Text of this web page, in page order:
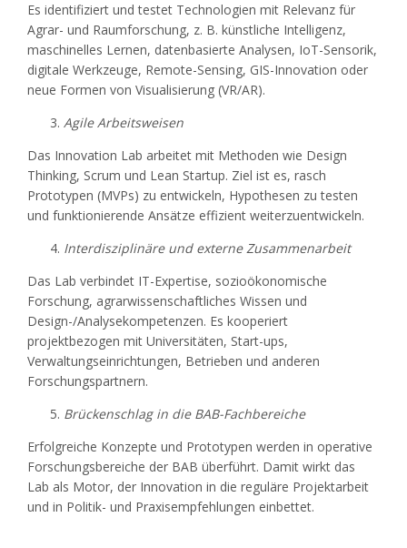
Es identifiziert und testet Technologien mit Relevanz für
Agrar- und Raumforschung, z. B. künstliche Intelligenz,
maschinelles Lernen, datenbasierte Analysen, IoT-Sensorik,
digitale Werkzeuge, Remote-Sensing, GIS-Innovation oder
neue Formen von Visualisierung (VR/AR).
Agile Arbeitsweisen
Das Innovation Lab arbeitet mit Methoden wie Design
Thinking, Scrum und Lean Startup. Ziel ist es, rasch
Prototypen (MVPs) zu entwickeln, Hypothesen zu testen
und funktionierende Ansätze effizient weiterzuentwickeln.
Interdisziplinäre und externe Zusammenarbeit
Das Lab verbindet IT-Expertise, sozioökonomische
Forschung, agrarwissenschaftliches Wissen und
Design-/Analysekompetenzen. Es kooperiert
projektbezogen mit Universitäten, Start-ups,
Verwaltungseinrichtungen, Betrieben und anderen
Forschungspartnern.
Brückenschlag in die BAB-Fachbereiche
Erfolgreiche Konzepte und Prototypen werden in operative
Forschungsbereiche der BAB überführt. Damit wirkt das
Lab als Motor, der Innovation in die reguläre Projektarbeit
und in Politik- und Praxisempfehlungen einbettet.